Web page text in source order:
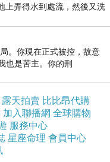
上弄得水到處流，然後又洗
帽
。你現在正式被控，故意
也是苦主。你的刑
露天拍賣 比比昂代購
加入聯播網 全球購物
服務中心
星座命理 會員中心